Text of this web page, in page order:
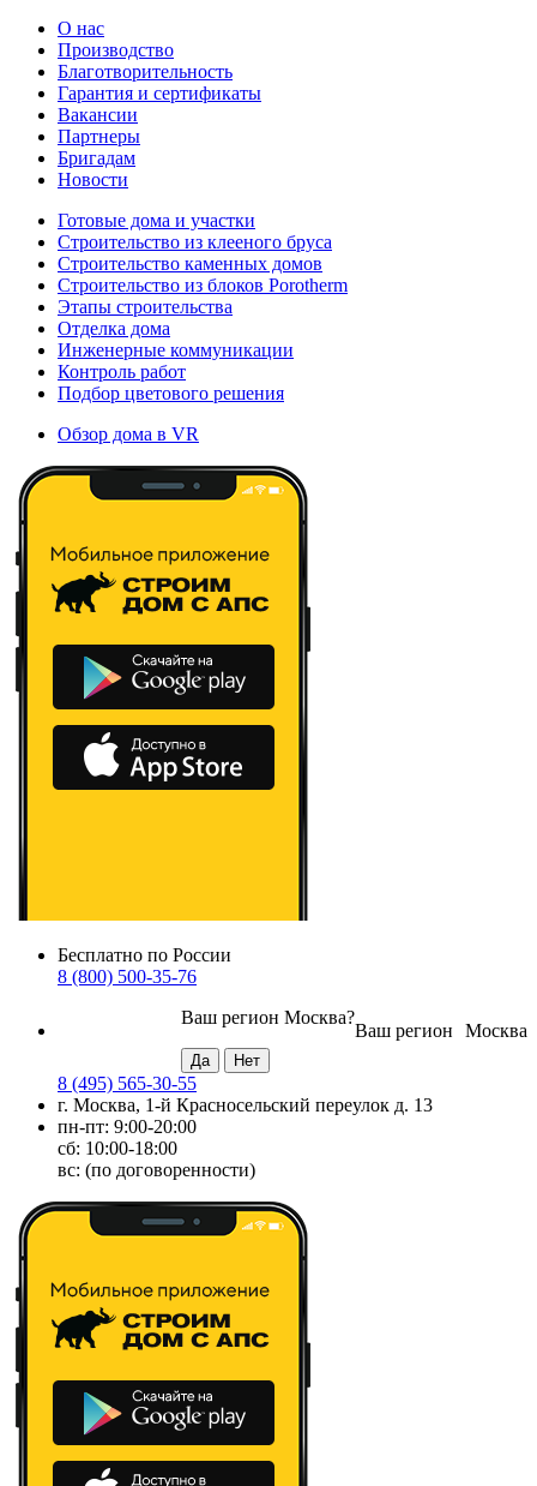
О нас
Производство
Благотворительность
Гарантия и сертификаты
Вакансии
Партнеры
Бригадам
Новости
Готовые дома и участки
Строительство из клееного бруса
Строительство каменных домов
Строительство из блоков Porotherm
Этапы строительства
Отделка дома
Инженерные коммуникации
Контроль работ
Подбор цветового решения
Обзор дома в VR
Бесплатно по России
8 (800) 500-35-76
Москва
Ваш регион
Ваш регион Москва?
8 (495) 565-30-55
г. Москва, 1-й Красносельский переулок д. 13
пн-пт: 9:00-20:00
сб: 10:00-18:00
вс: (по договоренности)